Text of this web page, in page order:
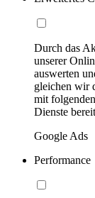
Durch das
unserer
auswerten
gleichen wir
mit
Dienste
Google Ads
Performance